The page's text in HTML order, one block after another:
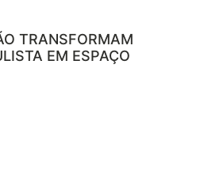
TRANSFORMAM
EM ESPAÇO